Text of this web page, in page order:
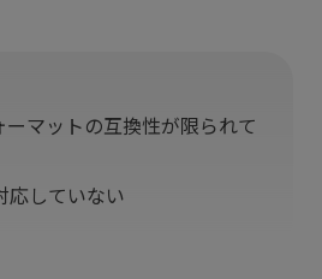
ーマットの互換性が限られて
していない